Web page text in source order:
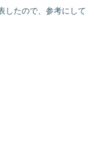
したので、参考にして